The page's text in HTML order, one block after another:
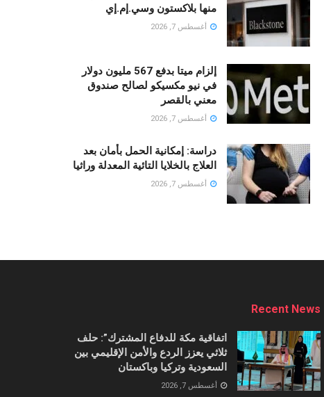
منها بلاكستون وسي.إم.إي
أغسطس 7, 2026
إلزام ميتا بدفع 567 مليون دولار
في نيو مكسيكو لصالح صندوق
معني بالقصر
أغسطس 7, 2026
دراسة: إمكانية الحمل بأمان بعد
العلاج بالخلايا التائية المعدلة وراثيا
أغسطس 7, 2026
Recent News
اتفاقية مكة للدفاع المشترك”: حلف
ثلاثي يعزز الردع والأمن الإقليمي بين
السعودية وتركيا وباكستان
أغسطس 7, 2026